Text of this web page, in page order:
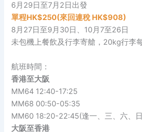
6月29日至7月2日出發
單程HK$250(來回連稅 HK$908)
8月27日至9月30日、10月7至26日
未包機上餐飲及行李寄艙，20kg行李
航班時間：
香港至大阪
MM64 12:40-17:25
MM68 00:50-05:35
MM60 18:20-22:45(逢一、三、六、
大阪至香港